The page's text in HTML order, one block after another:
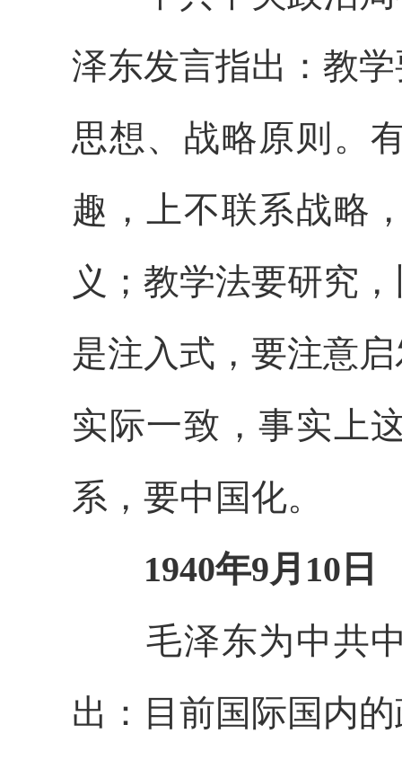
泽东发言指出：教
思想、战略原则。
趣，上不联系战略
义；教学法要研究
是注入式，要注意
实际一致，事实上
系，要中国化。
1940年9月10日
毛泽东为中共中
出：目前国际国内